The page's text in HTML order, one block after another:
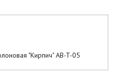
"Кирпич" AB-T-05